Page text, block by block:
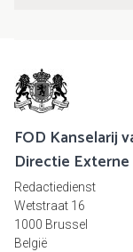
FOD Kanselarij
Directie
Redactiedienst
Wetstraat 16
1000 Brussel
België